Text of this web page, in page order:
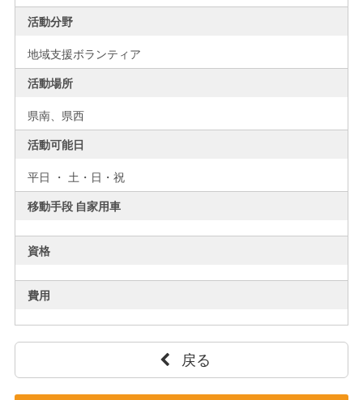
活動分野
地域支援ボランティア
活動場所
県南、 県西
活動可能日
平日 ・ 土・日・祝
移動手段 自家用車
資格
費用
戻る